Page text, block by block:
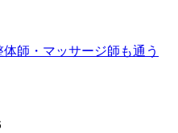
師・マッサージ師も通う